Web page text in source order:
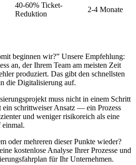
40-60% Ticket-
Reduktion
2-4 Monate
beginnen wir?” Unsere Empfehlung:
an, der Ihrem Team am meisten Zeit
produziert. Das gibt den schnellsten
die Digitalisierung auf.
muss nicht in einem Schritt
ein schrittweiser Ansatz — ein Prozess
und weniger risikoreich als eine
einmal.
oder mehreren dieser Punkte wieder?
kostenlose Analyse Ihrer Prozesse und
für Ihr Unternehmen.